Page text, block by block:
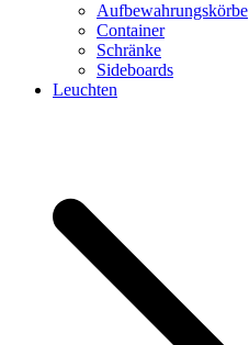
Aufbewahrungskörbe
Container
Schränke
Sideboards
Leuchten